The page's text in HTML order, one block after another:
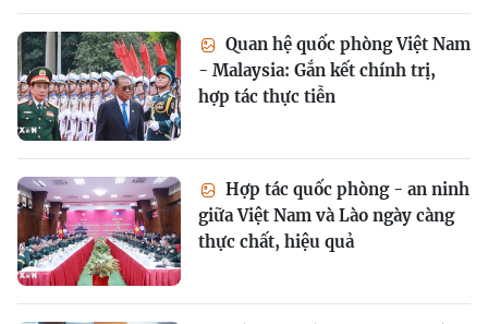
Quan hệ quốc phòng Việt Nam
- Malaysia: Gắn kết chính trị,
hợp tác thực tiễn
Hợp tác quốc phòng - an ninh
giữa Việt Nam và Lào ngày càng
thực chất, hiệu quả